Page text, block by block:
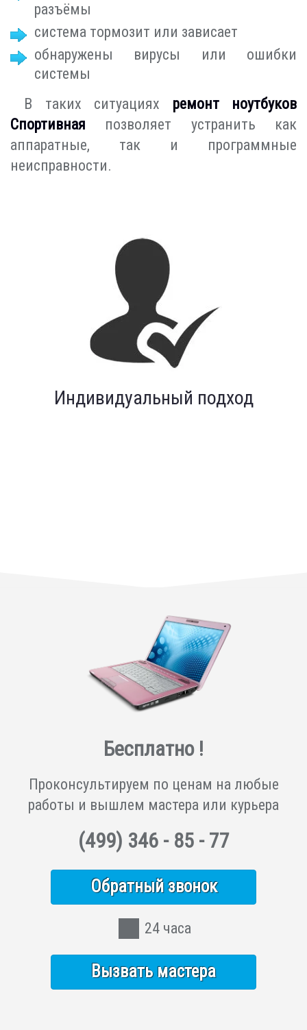
разъёмы
система тормозит или зависает
обнаружены вирусы или ошибки
системы
В таких ситуациях ремонт ноутбуков
Спортивная позволяет устранить как
аппаратные, так и программные
неисправности.
Индивидуальный подход
Бесплатно !
Проконсультируем по ценам на любые
работы и вышлем мастера или курьера
(499) 346 - 85 - 77
Обратный звонок
24 часа
Вызвать мастера